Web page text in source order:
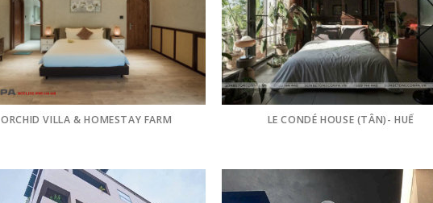
ORCHID VILLA & HOMESTAY FARM LE CONDÉ HOUSE (TÂN)- HUẾ